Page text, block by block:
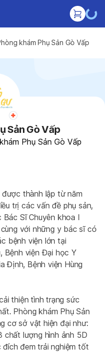
khám Phụ Sản Gò Vấp
Sản Gò Vấp
Phụ Sản Gò Vấp
thành lập từ năm
trị các vấn đề phụ sản,
Sĩ Chuyên khoa I
với những y bác sĩ có
bệnh viện lớn tại
Bệnh viện Đại học Y
Định, Bệnh viện Hùng
thiện tình trạng sức
Phòng khám Phụ Sản
cơ sở vật hiện đại như:
chất lượng hình ảnh 5D
đích đem trải nghiệm tốt